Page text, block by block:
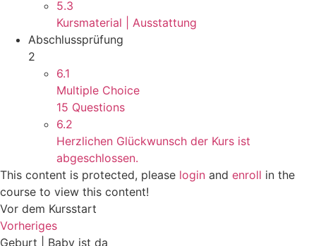
5.3
Kursmaterial | Ausstattung
Abschlussprüfung
2
6.1
Multiple Choice
15 Questions
6.2
Herzlichen Glückwunsch der Kurs ist
abgeschlossen.
This content is protected, please login and enroll in the
course to view this content!
Vor dem Kursstart
Vorheriges
Geburt | Baby ist da